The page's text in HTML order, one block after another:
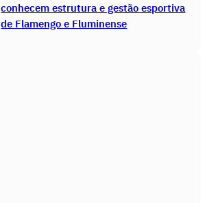
conhecem estrutura e gestão esportiva
de Flamengo e Fluminense